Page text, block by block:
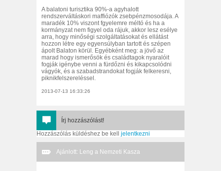
A balatoni turisztika 90%-a agyhalott
rendszerváltáskori maffiózók zsebpénzmosodája. A
maradék 10% viszont fgyelemre méltó és ha a
kormányzat nem figyel oda rájuk, akkor lesz esélye
arra, hogy minőségi szolgáltatásokat és ellátást
hozzon létre egy egyensúlyban tartott és szépen
ápolt Balaton körül. Egyébként meg: a jövő az
marad hogy ismerősök és családtagok nyaralóit
fogják igénybe venni a fürdőzni és kikapcsolódni
vágyók, és a szabadstrandokat fogják felkeresni,
piknikfelszereléssel.
2013-07-13 16:33:26
Írj hozzászólást!
Hozzászólás küldéshez be kell jelentkezni
Ajánlott: Leng a Nemzeti Kasza